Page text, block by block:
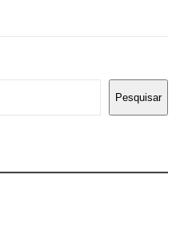
Pesquisar